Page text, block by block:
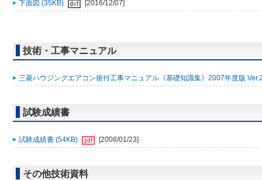
下面図 (35KB)
[2016/12/07]
技術・工事マニュアル
三菱ハウジングエアコン据付工事マニュアル《基礎知識集》2007年度版
試験成績書
試験成績書 (54KB) [2008/01/23]
その他技術資料